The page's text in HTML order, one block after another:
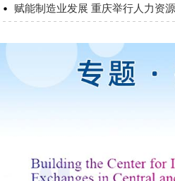
赋能制造业发展 重庆举行人力资